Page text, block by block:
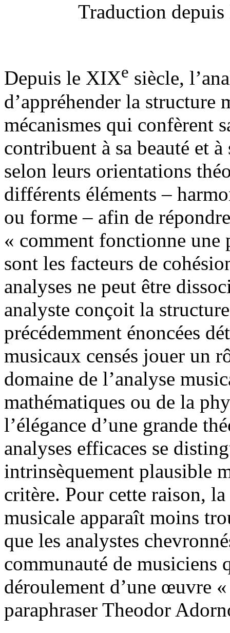
Traduction
Depuis le XIXe siècle,
d’appréhender la structure
mécanismes qui confèrent
contribuent à sa beauté et
selon leurs orientations
différents éléments –
ou forme – afin de
« comment fonctionne une
sont les facteurs de
analyses ne peut être
analyste conçoit la
précédemment énoncées
musicaux censés jouer un
domaine de l’analyse
mathématiques ou de la
l’élégance d’une grande
analyses efficaces se
intrinsèquement plausible
critère. Pour cette raison,
musicale apparaît moins
que les analystes
communauté de musiciens
déroulement d’une œuvre
paraphraser Theodor